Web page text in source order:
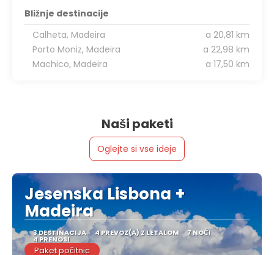
Bližnje destinacije
Calheta, Madeira
a 20,81 km
Porto Moniz, Madeira
a 22,98 km
Machico, Madeira
a 17,50 km
Naši paketi
Oglejte si vse ideje
Jesenska Lisbona +
Madeira
3 DESTINACIJA 4 PREVOZ(A) Z LETALOM 7 NOČI
4 PRENOSI
Paket počitnic